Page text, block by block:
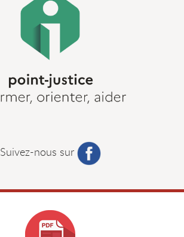
Suivez-nous sur